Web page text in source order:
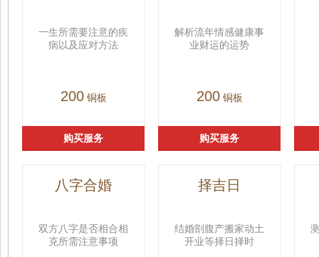
一生所需要注意的疾
病以及应对方法
200铜板
购买服务
解析流年情感健康事
业财运的运势
200铜板
购买服务
八字合婚
双方八字是否相合相
克所需注意事项
择吉日
结婚剖腹产搬家动土
开业等择日择时